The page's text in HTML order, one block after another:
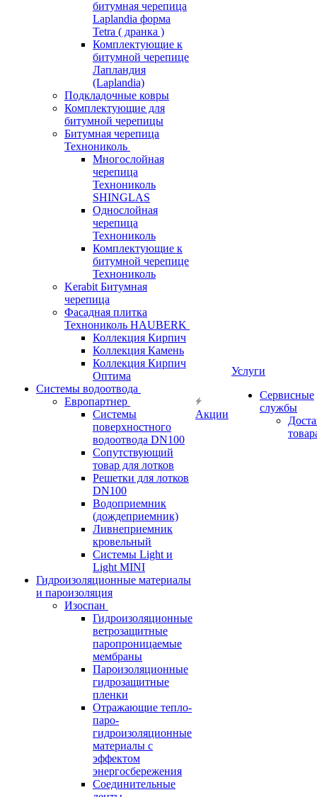
битумная черепица
Laplandia форма
Tetra ( дранка )
Комплектующие к
битумной черепице
Лапландия
(Laplandia)
Подкладочные ковры
Комплектующие для
битумной черепицы
Битумная черепица
Технониколь
Многослойная
черепица
Технониколь
SHINGLAS
Однослойная
черепица
Технониколь
Комплектующие к
битумной черепице
Технониколь
Kerabit Битумная
черепица
Фасадная плитка
Технониколь HAUBERK
Кол​лекция Кирпич
Кол​лекция Камень
Коллекция Кирпич
Оптима
Системы водоотвода
Европартнер
Системы
поверхностного
водоотвода DN100
Сопутствующий
товар для лотков
Решетки для лотков
DN100
Водоприемник
(дождеприемник)
Ливнеприемник
кровельный
Системы Light и
Light MINI
Гидроизоляционные материалы
и пароизоляция
Изоспан
Гидроизоляционные
ветрозащитные
паропроницаемые
мембраны
Пароизоляционные
гидрозащитные
пленки
Отражающие тепло-
паро-
гидроизоляционные
материалы с
эффектом
энергосбережения
Соединительные
Акции
Услуги
Сервисные
службы